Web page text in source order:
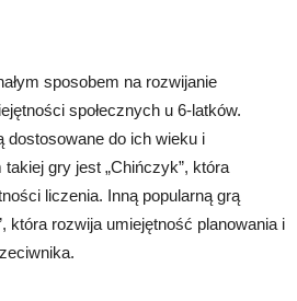
sposobem na rozwijanie
społecznych u 6-latków.
dostosowane do ich wieku i
gry jest „Chińczyk”, która
liczenia. Inną popularną grą
która rozwija umiejętność planowania i